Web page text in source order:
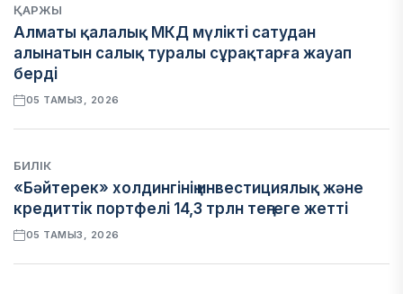
ҚАРЖЫ
Алматы қалалық МКД мүлікті сатудан
алынатын салық туралы сұрақтарға жауап
берді
05 ТАМЫЗ, 2026
БИЛІК
«Бәйтерек» холдингінің инвестициялық және
кредиттік портфелі 14,3 трлн теңгеге жетті
05 ТАМЫЗ, 2026